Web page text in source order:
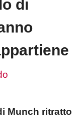
di
Munch ritratto